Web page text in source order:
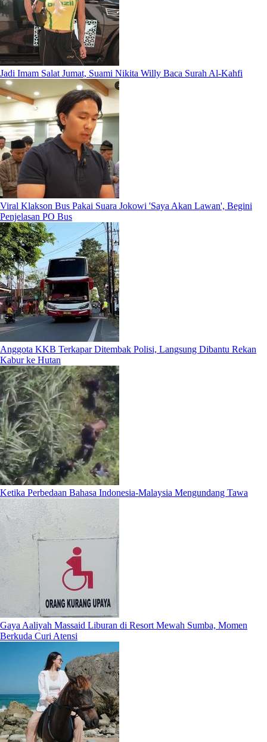
Jadi Imam Salat Jumat, Suami Nikita Willy Baca Surah Al-Kahfi
Viral Klakson Bus Pakai Suara Jokowi 'Saya Akan Lawan', Begini
Penjelasan PO Bus
Anggota KKB Terkapar Ditembak Polisi, Langsung Dibantu Rekan
Kabur ke Hutan
Ketika Perbedaan Bahasa Indonesia-Malaysia Mengundang Tawa
Gaya Aaliyah Massaid Liburan di Resort Mewah Sumba, Momen
Berkuda Curi Atensi